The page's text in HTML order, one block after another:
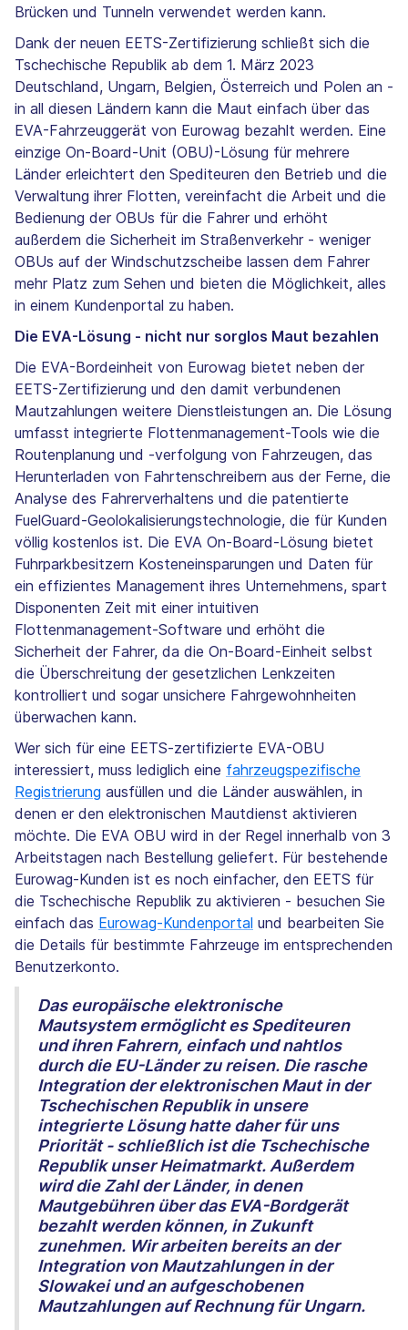
Brücken und Tunneln verwendet werden kann.
Dank der neuen EETS-Zertifizierung schließt sich die
Tschechische Republik ab dem 1. März 2023
Deutschland, Ungarn, Belgien, Österreich und Polen an -
in all diesen Ländern kann die Maut einfach über das
EVA-Fahrzeuggerät von Eurowag bezahlt werden. Eine
einzige On-Board-Unit (OBU)-Lösung für mehrere
Länder erleichtert den Spediteuren den Betrieb und die
Verwaltung ihrer Flotten, vereinfacht die Arbeit und die
Bedienung der OBUs für die Fahrer und erhöht
außerdem die Sicherheit im Straßenverkehr - weniger
OBUs auf der Windschutzscheibe lassen dem Fahrer
mehr Platz zum Sehen und bieten die Möglichkeit, alles
in einem Kundenportal zu haben.
Die EVA-Lösung - nicht nur sorglos Maut bezahlen
Die EVA-Bordeinheit von Eurowag bietet neben der
EETS-Zertifizierung und den damit verbundenen
Mautzahlungen weitere Dienstleistungen an. Die Lösung
umfasst integrierte Flottenmanagement-Tools wie die
Routenplanung und -verfolgung von Fahrzeugen, das
Herunterladen von Fahrtenschreibern aus der Ferne, die
Analyse des Fahrerverhaltens und die patentierte
FuelGuard-Geolokalisierungstechnologie, die für Kunden
völlig kostenlos ist. Die EVA On-Board-Lösung bietet
Fuhrparkbesitzern Kosteneinsparungen und Daten für
ein effizientes Management ihres Unternehmens, spart
Disponenten Zeit mit einer intuitiven
Flottenmanagement-Software und erhöht die
Sicherheit der Fahrer, da die On-Board-Einheit selbst
die Überschreitung der gesetzlichen Lenkzeiten
kontrolliert und sogar unsichere Fahrgewohnheiten
überwachen kann.
Wer sich für eine EETS-zertifizierte EVA-OBU
interessiert, muss lediglich eine fahrzeugspezifische
Registrierung ausfüllen und die Länder auswählen, in
denen er den elektronischen Mautdienst aktivieren
möchte. Die EVA OBU wird in der Regel innerhalb von 3
Arbeitstagen nach Bestellung geliefert. Für bestehende
Eurowag-Kunden ist es noch einfacher, den EETS für
die Tschechische Republik zu aktivieren - besuchen Sie
einfach das Eurowag-Kundenportal und bearbeiten Sie
die Details für bestimmte Fahrzeuge im entsprechenden
Benutzerkonto.
Das europäische elektronische
Mautsystem ermöglicht es Spediteuren
und ihren Fahrern, einfach und nahtlos
durch die EU-Länder zu reisen. Die rasche
Integration der elektronischen Maut in der
Tschechischen Republik in unsere
integrierte Lösung hatte daher für uns
Priorität - schließlich ist die Tschechische
Republik unser Heimatmarkt. Außerdem
wird die Zahl der Länder, in denen
Mautgebühren über das EVA-Bordgerät
bezahlt werden können, in Zukunft
zunehmen. Wir arbeiten bereits an der
Integration von Mautzahlungen in der
Slowakei und an aufgeschobenen
Mautzahlungen auf Rechnung für Ungarn.